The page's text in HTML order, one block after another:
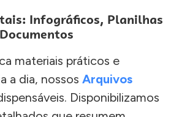
Infográficos, Planilhas
materiais práticos e
a dia, nossos Arquivos
Disponibilizamos